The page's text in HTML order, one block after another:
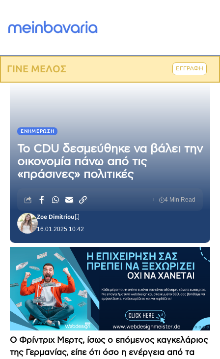
ΓΙΝΕ ΜΕΛΟΣ ΕΓΓΡΑΦΗ
ΕΝΗΜΈΡΩΣΗ
Το CDU δεσμεύθηκε να βάλει την
οικονομία πάνω από τις
«πράσινες» πολιτικές
16.01.2025 10:42
Zoe Dimitriou
4 Min Read
Ο Φρίντριχ Μερτς, ίσως ο επόμενος καγκελάριος
της Γερμανίας, είπε ότι όσο η ενέργεια από τα